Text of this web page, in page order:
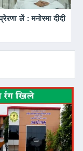
लें : मनोरमा दीदी